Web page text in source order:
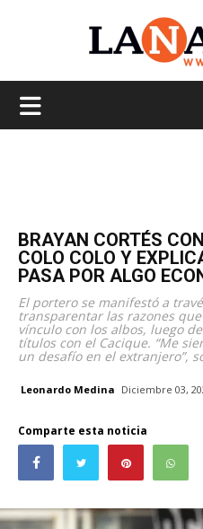
BRAYAN CORTÉS
COLO COLO Y
PASA POR ALGO
El portero se manifestó a
transparentar las razones
vínculo con los albos, luego
títulos con el Cacique. “Me
un desafío en el extranjero”,
Leonardo Medina Diciembre 03,
Comparte esta noticia